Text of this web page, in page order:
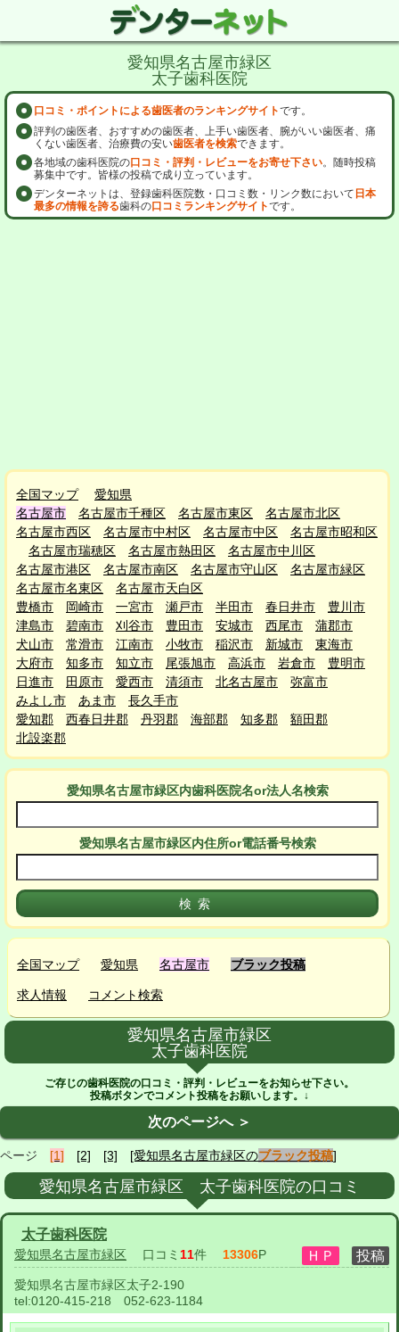
愛知県名古屋市緑区
太子歯科医院
口コミ・ポイントによる歯医者のランキングサイトです。
評判の歯医者、おすすめの歯医者、上手い歯医者、腕がいい歯医者、痛
くない歯医者、治療費の安い歯医者を検索できます。
各地域の歯科医院の口コミ・評判・レビューをお寄せ下さい。随時投稿
募集中です。皆様の投稿で成り立っています。
デンターネットは、登録歯科医院数・口コミ数・リンク数において 日本
最多の情報を誇る歯科の口コミランキングサイトです。
全国マップ
愛知県
名古屋市
名古屋市千種区 名古屋市東区
名古屋市北区
名古屋市西区
名古屋市中村区 名古屋市中区
名古屋市昭和区
名古屋市瑞穂区
名古屋市熱田区
名古屋市中川区
名古屋市港区
名古屋市南区 名古屋市守山区
名古屋市緑区
名古屋市名東区
名古屋市天白区
豊橋市
岡崎市 一宮市 瀬戸市 半田市 春日井市
豊川市
津島市
碧南市 刈谷市 豊田市 安城市 西尾市
蒲郡市
犬山市
常滑市 江南市 小牧市 稲沢市 新城市
東海市
大府市
知多市 知立市 尾張旭市 高浜市 岩倉市
豊明市
日進市
田原市 愛西市 清須市 北名古屋市
弥富市
みよし市
あま市
長久手市
愛知郡
西春日井郡 丹羽郡 海部郡 知多郡
額田郡
北設楽郡
愛知県名古屋市緑区内歯科医院名or法人名検索
愛知県名古屋市緑区内住所or電話番号検索
全国マップ 愛知県 名古屋市 ブラック投稿
求人情報 コメント検索
愛知県名古屋市緑区
太子歯科医院
ご存じの歯科医院の口コミ・評判・レビューをお知らせ下さい。
投稿ボタンでコメント投稿をお願いします。↓
次のページへ ＞
ページ [1] [2] [3] [愛知県名古屋市緑区のブラック投稿]
愛知県名古屋市緑区 太子歯科医院の口コミ
太子歯科医院
愛知県名古屋市緑区 口コミ 11件 13306P
愛知県名古屋市緑区太子2-190
tel:0120-415-218 052-623-1184